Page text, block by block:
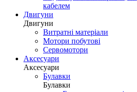
кабелем
Двигуни
Двигуни
Витратні матеріали
Мотори побутові
Сервомотори
Аксесуари
Аксесуари
Булавки
Булавки